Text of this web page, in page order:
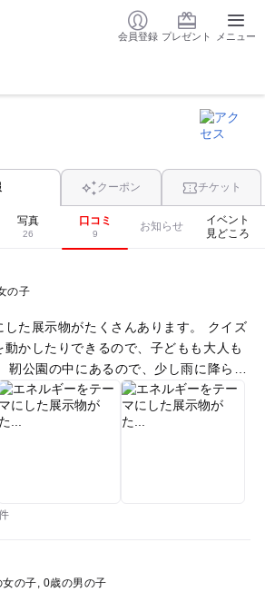
会員登録 プレゼント メニュー
クーポン チケット
写真
26
口コミ
9
お知らせ
イベント
見どころ
の子
した展示物がたくさんあります。 クイズ
かしたりできるので、子どもも大人も
れ
ときなどに使えそうです。 テーマが
生くらいからがよいかな？ 1歳半で行き
きくなったら再訪したいです。
女の子 0歳の男の子